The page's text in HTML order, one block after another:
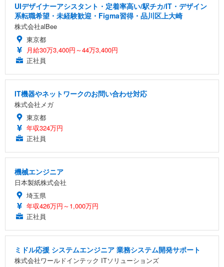
UIデザイナーアシスタント・定着率高い/駅チカ/IT・デザイン
系転職希望・未経験歓迎・Figma習得・品川区上大崎
株式会社alBee
東京都
月給30万3,400円～44万3,400円
正社員
IT機器やネットワークのお問い合わせ対応
株式会社メガ
東京都
年収324万円
正社員
機械エンジニア
日本製紙株式会社
埼玉県
年収426万円～1,000万円
正社員
ミドル応援 システムエンジニア 業務システム開発サポート
株式会社ワールドインテック ITソリューションズ